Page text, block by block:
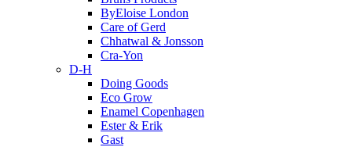
ByEloise London
Care of Gerd
Chhatwal & Jonsson
Cra-Yon
D-H
Doing Goods
Eco Grow
Enamel Copenhagen
Ester & Erik
Gast